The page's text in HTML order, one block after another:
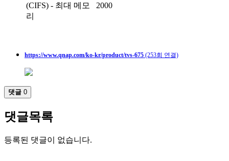
(CIFS) - 최대 메모
리
2000
https://www.qnap.com/ko-kr/product/tvs-675 (253회 연결)
댓글 0
댓글목록
등록된 댓글이 없습니다.